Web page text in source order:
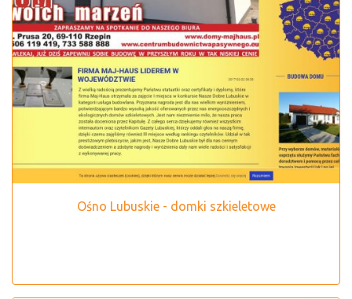
Ośno Lubuskie - domki szkieletowe